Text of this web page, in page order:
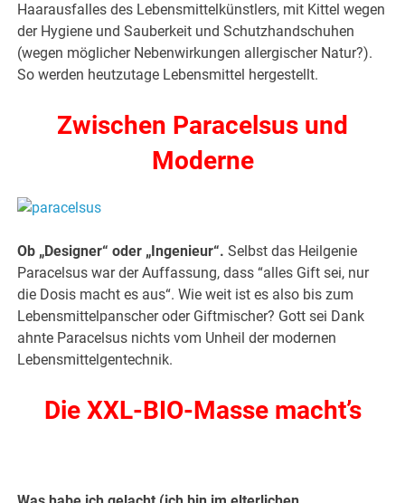
Haarausfalles des Lebensmittelkünstlers, mit Kittel wegen
der Hygiene und Sauberkeit und Schutzhandschuhen
(wegen möglicher Nebenwirkungen allergischer Natur?).
So werden heutzutage Lebensmittel hergestellt.
Zwischen Paracelsus und
Moderne
Ob „Designer“ oder „Ingenieur“. Selbst das Heilgenie
Paracelsus war der Auffassung, dass “alles Gift sei, nur
die Dosis macht es aus“. Wie weit ist es also bis zum
Lebensmittelpanscher oder Giftmischer? Gott sei Dank
ahnte Paracelsus nichts vom Unheil der modernen
Lebensmittelgentechnik.
Die XXL-BIO-Masse macht’s